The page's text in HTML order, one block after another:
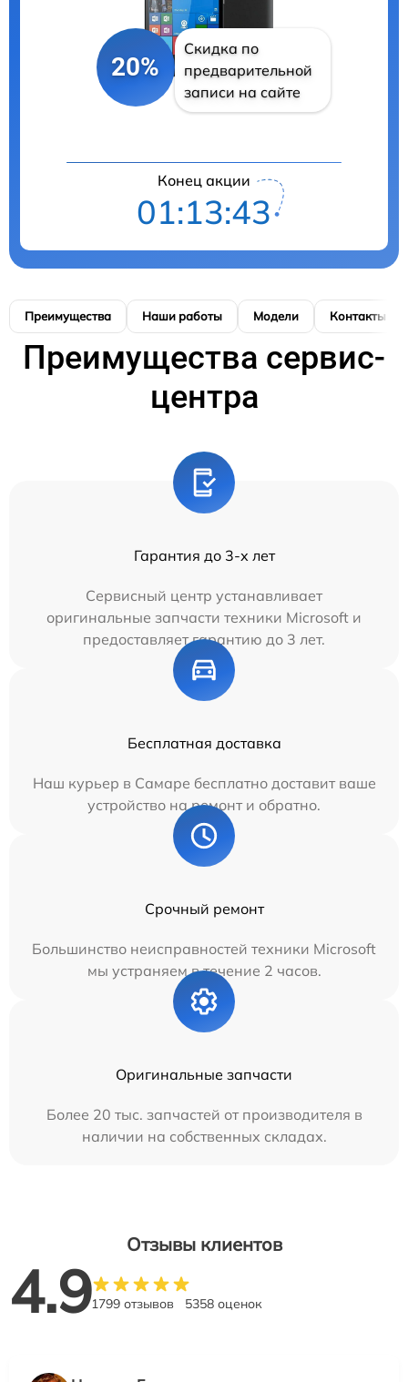
20%
Скидка по
предварительной
записи на сайте
Конец акции
01:13:42
Преимущества Наши работы Модели Контакты
Преимущества сервис-
центра
Гарантия до 3-х лет
Сервисный центр устанавливает
оригинальные запчасти техники Microsoft и
предоставляет гарантию до 3 лет.
Бесплатная доставка
Наш курьер в Самаре бесплатно доставит ваше
устройство на ремонт и обратно.
Срочный ремонт
Большинство неисправностей техники Microsoft
мы устраняем в течение 2 часов.
Оригинальные запчасти
Более 20 тыс. запчастей от производителя в
наличии на собственных складах.
Отзывы клиентов
4.91799 отзывов 5358 оценок